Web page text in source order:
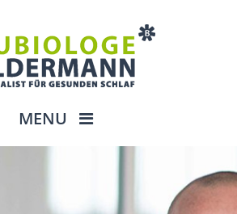
MENU